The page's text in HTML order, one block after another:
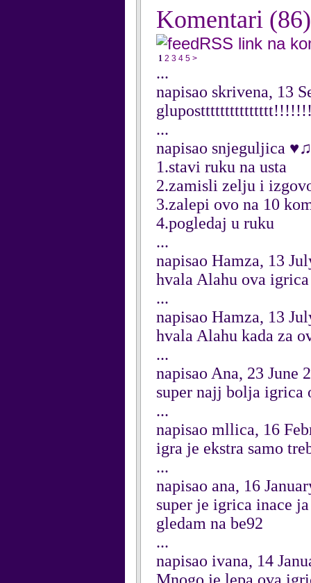
Komentari (86)
RSS link na
1 2 3 4 5 >
...
napisao skrivena, 13
...
napisao snjeguljica
1.stavi ruku na usta
2.zamisli zelju i
3.zalepi ovo na 10
4.pogledaj u ruku
...
napisao Hamza, 13
hvala Alahu ova
...
napisao Hamza, 13
hvala Alahu kada za
...
napisao Ana, 23 June
super najj bolja igrica
...
napisao mllica, 16
igra je ekstra samo
...
napisao ana, 16
super je igrica inace
gledam na be92
...
napisao ivana, 14